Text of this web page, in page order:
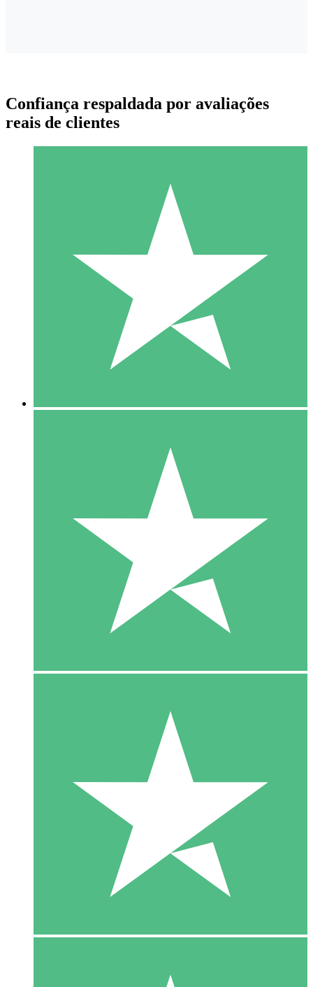
Pacotes de Créditos Individuais
Pague conforme o uso com créditos de download. Sem
1000
10 Downloads
20 00
Confiança respaldada por avaliações
reais de clientes